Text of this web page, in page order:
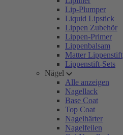
Lip-Plumper
Liquid Lipstick
Lippen Zubehör
Lippen-Primer
Lippenbalsam
Matter Lippenstift
Lippenstift-Sets
Nägel
Alle anzeigen
Nagellack
Base Coat
Top Coat
Nagelhärter
Nagelfeilen